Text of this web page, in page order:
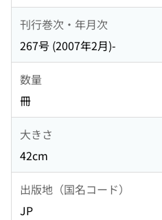
刊行巻次・年月次
267号 (2007年2月)-
数量
冊
大きさ
42cm
出版地（国名コード）
JP